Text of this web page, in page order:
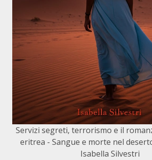
Servizi segreti, terrorismo e il
eritrea - Sangue e morte nel
Isabella Silvestri